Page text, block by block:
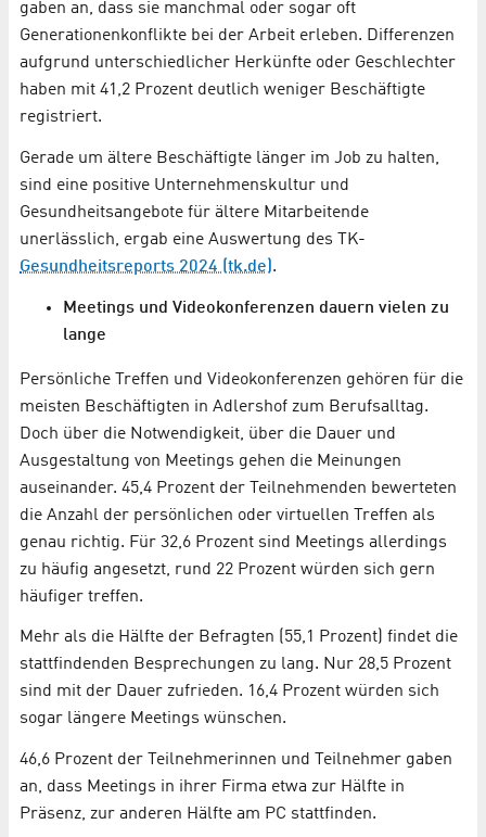
gaben an, dass sie manchmal oder sogar oft
Generationenkonflikte bei der Arbeit erleben. Differenzen
aufgrund unterschiedlicher Herkünfte oder Geschlechter
haben mit 41,2 Prozent deutlich weniger Beschäftigte
registriert.
Gerade um ältere Beschäftigte länger im Job zu halten,
sind eine positive Unternehmenskultur und
Gesundheitsangebote für ältere Mitarbeitende
unerlässlich, ergab eine Auswertung des TK-
Gesundheitsreports 2024 (tk.de).
Meetings und Videokonferenzen dauern vielen zu
lange
Persönliche Treffen und Videokonferenzen gehören für die
meisten Beschäftigten in Adlershof zum Berufsalltag.
Doch über die Notwendigkeit, über die Dauer und
Ausgestaltung von Meetings gehen die Meinungen
auseinander. 45,4 Prozent der Teilnehmenden bewerteten
die Anzahl der persönlichen oder virtuellen Treffen als
genau richtig. Für 32,6 Prozent sind Meetings allerdings
zu häufig angesetzt, rund 22 Prozent würden sich gern
häufiger treffen.
Mehr als die Hälfte der Befragten (55,1 Prozent) findet die
stattfindenden Besprechungen zu lang. Nur 28,5 Prozent
sind mit der Dauer zufrieden. 16,4 Prozent würden sich
sogar längere Meetings wünschen.
46,6 Prozent der Teilnehmerinnen und Teilnehmer gaben
an, dass Meetings in ihrer Firma etwa zur Hälfte in
Präsenz, zur anderen Hälfte am PC stattfinden.